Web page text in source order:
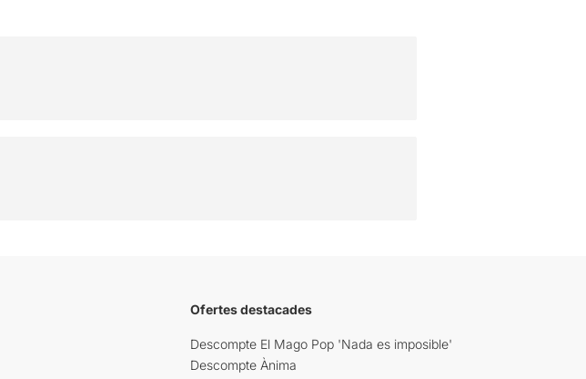
Ofertes destacades
Descompte El Mago Pop 'Nada es imposible'
Descompte Ànima